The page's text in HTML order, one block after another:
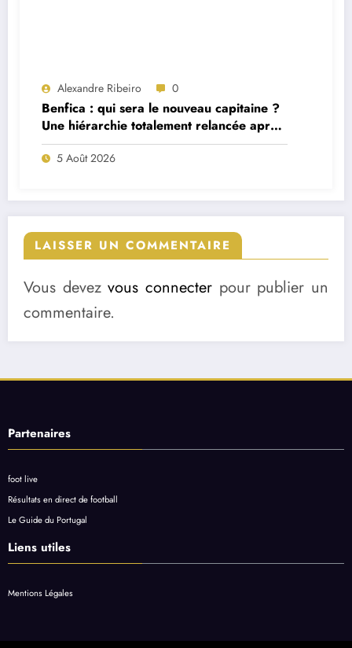
Alexandre Ribeiro 0
Benfica : qui sera le nouveau capitaine ?
Une hiérarchie totalement relancée après
deux départs majeurs
5 Août 2026
LAISSER UN COMMENTAIRE
Vous devezvous connecter pour publier un
commentaire.
Partenaires
foot live
Résultats en direct de football
Le Guide du Portugal
Liens utiles
Mentions Légales